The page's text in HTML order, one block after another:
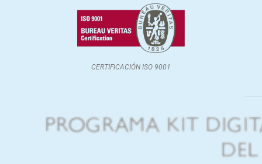
CERTIFICACIÓN ISO 9001